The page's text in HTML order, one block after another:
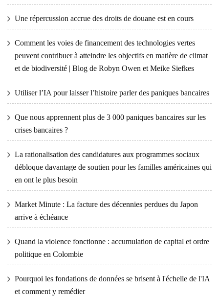
Une répercussion accrue des droits de douane est en cours
Comment les voies de financement des technologies vertes
peuvent contribuer à atteindre les objectifs en matière de climat
et de biodiversité | Blog de Robyn Owen et Meike Siefkes
Utiliser l’IA pour laisser l’histoire parler des paniques bancaires
Que nous apprennent plus de 3 000 paniques bancaires sur les
crises bancaires ?
La rationalisation des candidatures aux programmes sociaux
débloque davantage de soutien pour les familles américaines qui
en ont le plus besoin
Market Minute : La facture des décennies perdues du Japon
arrive à échéance
Quand la violence fonctionne : accumulation de capital et ordre
politique en Colombie
Pourquoi les fondations de données se brisent à l'échelle de l'IA
et comment y remédier